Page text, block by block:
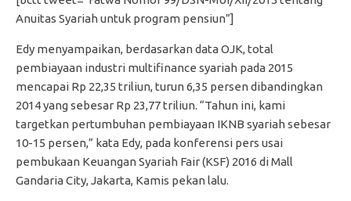
Anuitas Syariah untuk program pensiun”]
Edy menyampaikan, berdasarkan data OJK, total
pembiayaan industri multifinance syariah pada 2015
mencapai Rp 22,35 triliun, turun 6,35 persen dibandingkan
2014 yang sebesar Rp 23,77 triliun. “Tahun ini, kami
targetkan pertumbuhan pembiayaan IKNB syariah sebesar
10-15 persen,” kata Edy, pada konferensi pers usai
pembukaan Keuangan Syariah Fair (KSF) 2016 di Mall
Gandaria City, Jakarta, Kamis pekan lalu.